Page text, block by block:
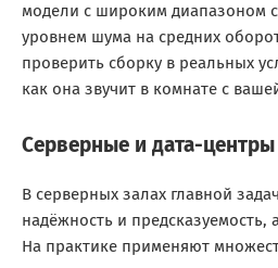
модели с широким диапазоном
уровнем шума на средних
проверить сборку в реальных
как она звучит в комнате с
Серверные и дата-центры
В серверных залах главной
надёжность и
На практике применяют